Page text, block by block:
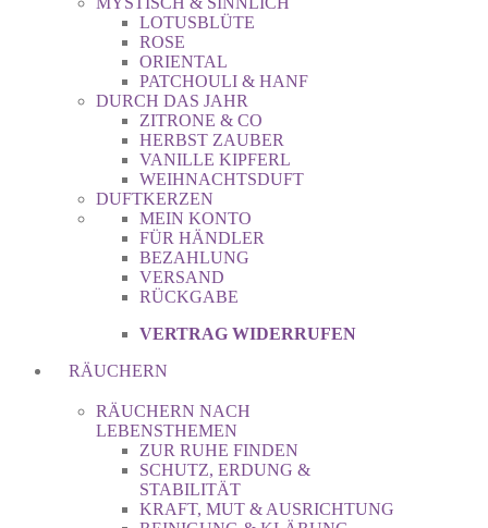
LOTUSBLÜTE
ROSE
ORIENTAL
PATCHOULI & HANF
DURCH DAS JAHR
ZITRONE & CO
HERBST ZAUBER
VANILLE KIPFERL
WEIHNACHTSDUFT
DUFTKERZEN
MEIN KONTO
FÜR HÄNDLER
BEZAHLUNG
VERSAND
RÜCKGABE
VERTRAG WIDERRUFEN
RÄUCHERN
RÄUCHERN NACH
LEBENSTHEMEN
ZUR RUHE FINDEN
SCHUTZ, ERDUNG &
STABILITÄT
KRAFT, MUT & AUSRICHTUNG